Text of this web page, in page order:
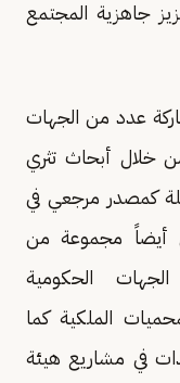
جاهزية المجتمع
عدد من الجهات
خلال أبحاث تثري
كمصدر مرجعي في
أيضاً مجموعة من
الحكومية
الملكية كما
في مشاريع هيئة